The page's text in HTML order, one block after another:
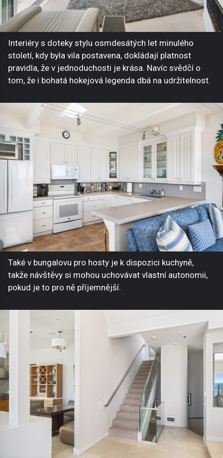
Interiéry s doteky stylu osmdesátých let minulého
století, kdy byla vila postavena, dokládají platnost
pravidla, že v jednoduchosti je krása. Navíc svědčí o
tom, že i bohatá hokejová legenda dbá na udržitelnost.
Také v bungalovu pro hosty je k dispozici kuchyně,
takže návštěvy si mohou uchovávat vlastní autonomii,
pokud je to pro ně příjemnější.